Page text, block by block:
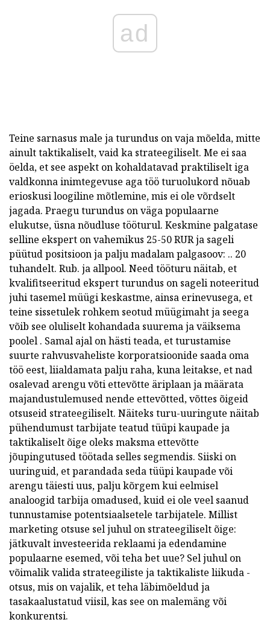
ad
Teine sarnasus male ja turundus on vaja mõelda, mitte
ainult taktikaliselt, vaid ka strateegiliselt. Me ei saa
öelda, et see aspekt on kohaldatavad praktiliselt iga
valdkonna inimtegevuse aga töö turuolukord nõuab
erioskusi loogiline mõtlemine, mis ei ole võrdselt
jagada. Praegu turundus on väga populaarne
elukutse, üsna nõudluse tööturul. Keskmine palgatase
selline ekspert on vahemikus 25-50 RUR ja sageli
püütud positsioon ja palju madalam palgasoov: .. 20
tuhandelt. Rub. ja allpool. Need tööturu näitab, et
kvalifitseeritud ekspert turundus on sageli noteeritud
juhi tasemel müügi keskastme, ainsa erinevusega, et
teine sissetulek rohkem seotud müügimaht ja seega
võib see oluliselt kohandada suurema ja väiksema
poolel . Samal ajal on hästi teada, et turustamise
suurte rahvusvaheliste korporatsioonide saada oma
töö eest, liialdamata palju raha, kuna leitakse, et nad
osalevad arengu võti ettevõtte äriplaan ja määrata
majandustulemused nende ettevõtted, võttes õigeid
otsuseid strateegiliselt. Näiteks turu-uuringute näitab
pühendumust tarbijate teatud tüüpi kaupade ja
taktikaliselt õige oleks maksma ettevõtte
jõupingutused töötada selles segmendis. Siiski on
uuringuid, et parandada seda tüüpi kaupade või
arengu täiesti uus, palju kõrgem kui eelmisel
analoogid tarbija omadused, kuid ei ole veel saanud
tunnustamise potentsiaalsetele tarbijatele. Millist
marketing otsuse sel juhul on strateegiliselt õige:
jätkuvalt investeerida reklaami ja edendamine
populaarne esemed, või teha bet uue? Sel juhul on
võimalik valida strateegiliste ja taktikaliste liikuda -
otsus, mis on vajalik, et teha läbimõeldud ja
tasakaalustatud viisil, kas see on malemäng või
konkurentsi.